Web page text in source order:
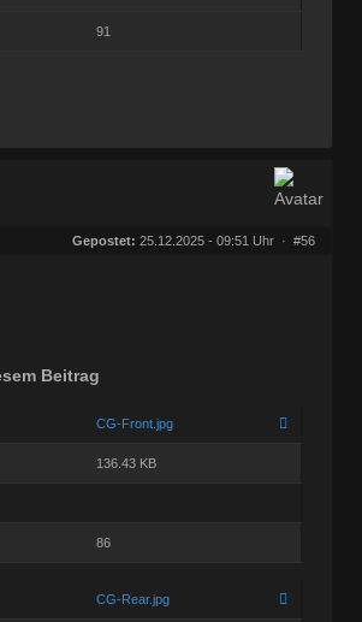
91
Gepostet: 25.12.2025 - 09:51 Uhr · #56
Beitrag
CG-Front.jpg
136.43 KB
86
CG-Rear.jpg